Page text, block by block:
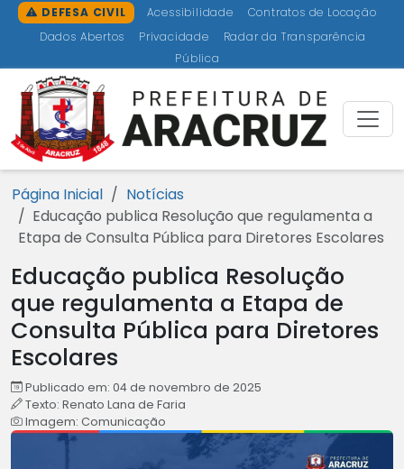
Ir para o conteúdo [1]
Ir para o menu [2]
Ir para a busca [3]
Ir para o rodapé [4]
DEFESA CIVIL Acessibilidade
Contratos de Locação
Dados Abertos
Privacidade
Radar da Transparência
Pública
Página Inicial
Notícias
Educação publica Resolução que regulamenta a
Etapa de Consulta Pública para Diretores Escolares
Educação publica Resolução
que regulamenta a Etapa de
Consulta Pública para Diretores
Escolares
Publicado em: 04 de novembro de 2025
Texto: Renato Lana de Faria
Imagem: Comunicação